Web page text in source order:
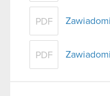
PDF
PDF